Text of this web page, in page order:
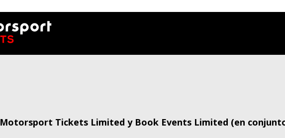
Motorsport Tickets Limited y Book Events Limited (en